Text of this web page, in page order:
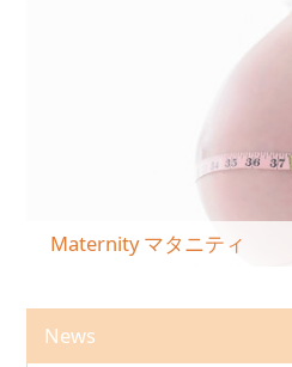
Maternity マタニティ
News